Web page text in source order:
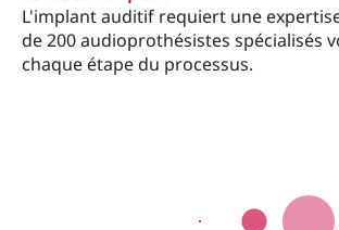
L'implant auditif requiert une
de 200 audioprothésistes spécialisés
chaque étape du processus.